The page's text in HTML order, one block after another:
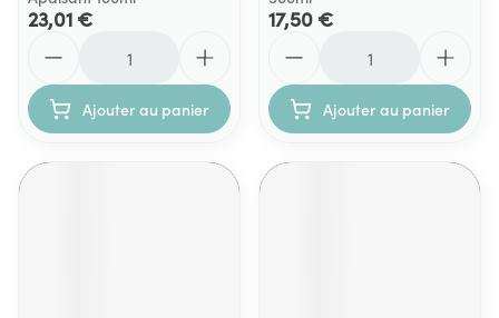
23,01 €
Ajouter au panier
17,50 €
Ajouter au panier